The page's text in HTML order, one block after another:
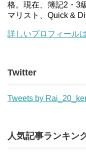
格。現在、簿記2・3
マリスト、Quick &
詳しいプロフィール
Twitter
Tweets by
人気記事ランキン